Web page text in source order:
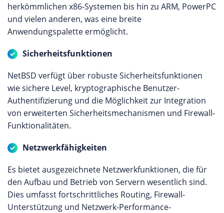
herkömmlichen x86-Systemen bis hin zu ARM, PowerPC
und vielen anderen, was eine breite
Anwendungspalette ermöglicht.
Sicherheitsfunktionen
NetBSD verfügt über robuste Sicherheitsfunktionen
wie sichere Level, kryptographische Benutzer-
Authentifizierung und die Möglichkeit zur Integration
von erweiterten Sicherheitsmechanismen und Firewall-
Funktionalitäten.
Netzwerkfähigkeiten
Es bietet ausgezeichnete Netzwerkfunktionen, die für
den Aufbau und Betrieb von Servern wesentlich sind.
Dies umfasst fortschrittliches Routing, Firewall-
Unterstützung und Netzwerk-Performance-